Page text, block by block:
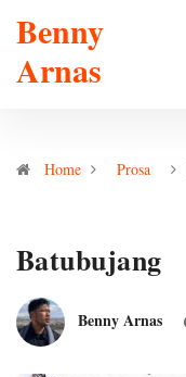
Benny
Arnas
Home Prosa
Batubujang
Benny Arnas